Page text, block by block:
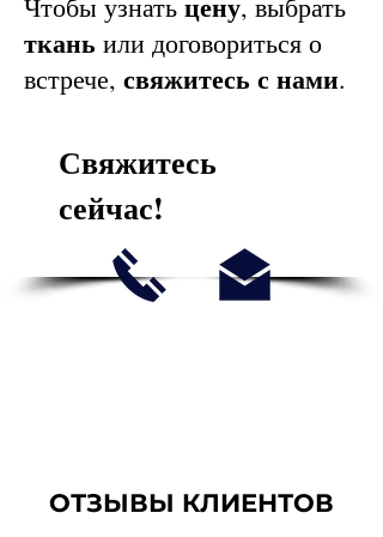
ткань или договориться о
встрече, свяжитесь с нами.
Свяжитесь
сейчас!
ОТЗЫВЫ КЛИЕНТОВ